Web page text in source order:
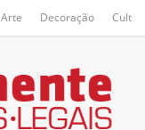
Arte Decoração Cult